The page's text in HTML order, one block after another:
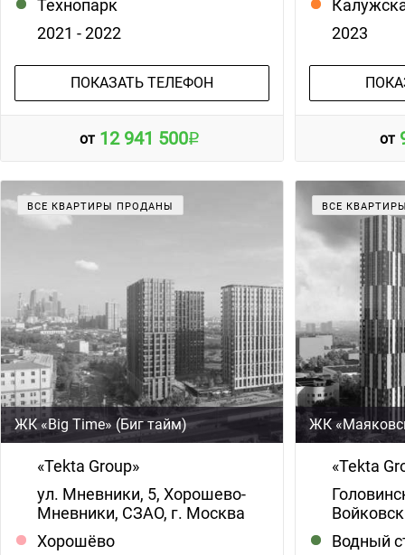
Технопарк
2021 - 2022
ПОКАЗАТЬ ТЕЛЕФОН
от 12 941 500
2023
от
ВСЕ КВАРТИРЫ ПРОДАНЫ
ЖК «Big Time» (Биг тайм)
«Tekta Group»
ул. Мневники, 5, Хорошево-
Мневники, СЗАО, г. Москва
Хорошёво
ВСЕ
ЖК
«Tekta
Водный